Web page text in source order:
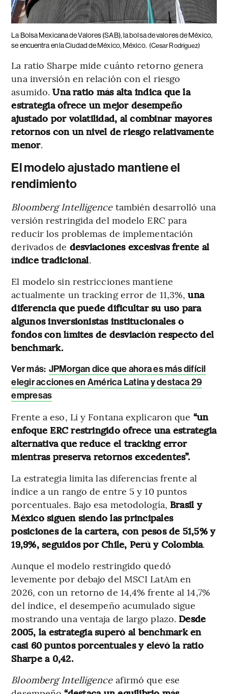
La Bolsa Mexicana de Valores (SAB), la bolsa de valores de México,
se encuentra en la Ciudad de México, México. (Cesar Rodriguez)
La ratio Sharpe mide cuánto retorno genera
una inversión en relación con el riesgo
asumido.Una ratio más alta indica que la
estrategia ofrece un mejor desempeño
ajustado por volatilidad, al combinar mayores
retornos con un nivel de riesgo relativamente
menor.
El modelo ajustado mantiene el
rendimiento
Bloomberg Intelligencetambién desarrolló una
versión restringida del modelo ERC para
reducir los problemas de implementación
derivados de desviaciones excesivas frente al
índice tradicional.
El modelo sin restricciones mantiene
actualmente un tracking error de 11,3%,una
diferencia que puede dificultar su uso para
algunos inversionistas institucionales o
fondos con límites de desviación respecto del
benchmark.
Ver más: JPMorgan dice que ahora es más difícil
elegir acciones en América Latina y destaca 29
empresas
Frente a eso, Li y Fontana explicaron que “un
enfoque ERC restringido ofrece una estrategia
alternativa que reduce el tracking error
mientras preserva retornos excedentes”.
La estrategia limita las diferencias frente al
índice a un rango de entre 5 y 10 puntos
porcentuales. Bajo esa metodología, Brasil y
México siguen siendo las principales
posiciones de la cartera, con pesos de 51,5% y
19,9%, seguidos por Chile, Perú y Colombia.
Aunque el modelo restringido quedó
levemente por debajo del MSCI LatAm en
2026, con un retorno de 14,4% frente al 14,7%
del índice, el desempeño acumulado sigue
mostrando una ventaja de largo plazo. Desde
2005, la estrategia superó al benchmark en
casi 60 puntos porcentuales y elevó la ratio
Sharpe a 0,42.
Bloomberg Intelligenceafirmó que ese